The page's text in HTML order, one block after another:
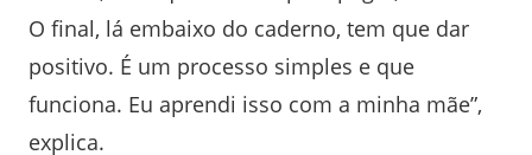
O final, lá embaixo do caderno, tem que dar
positivo. É um processo simples e que
funciona. Eu aprendi isso com a minha mãe”,
explica.